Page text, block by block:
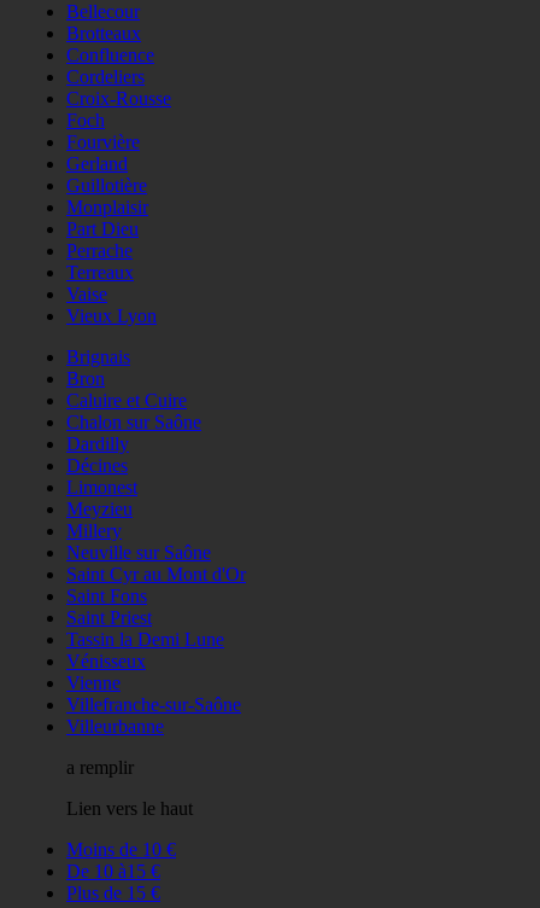
Bellecour
Brotteaux
Confluence
Cordeliers
Croix-Rousse
Foch
Fourvière
Gerland
Guillotière
Monplaisir
Part Dieu
Perrache
Terreaux
Vaise
Vieux Lyon
Brignais
Bron
Caluire et Cuire
Chalon sur Saône
Dardilly
Décines
Limonest
Meyzieu
Millery
Neuville sur Saône
Saint Cyr au Mont d'Or
Saint Fons
Saint Priest
Tassin la Demi Lune
Vénisseux
Vienne
Villefranche-sur-Saône
Villeurbanne
a remplir
Lien vers le haut
Moins de 10 €
De 10 à15 €
Plus de 15 €